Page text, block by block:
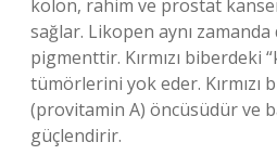
kolon, rahim ve prostat
sağlar. Likopen aynı
pigmenttir. Kırmızı biberdeki
tümörlerini yok eder. Kırmızı
(provitamin A) öncüsüdür ve
güçlendirir.